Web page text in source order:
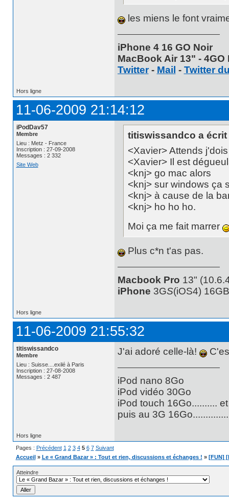
les miens le font
iPhone 4 16 GO Noir
MacBook Air 13" - 4GO
Twitter- Mail - Twitter
Hors ligne
11-06-2009 21:14:12
iPodDav57
Membre
Lieu : Metz - France
Inscription : 27-09-2008
Messages : 2 332
Site Web
titiswissandco a écrit
<Xavier> Attends
<Xavier> Il est
<knj> go mac alors
<knj> sur windows ça
<knj> à cause de la
<knj> ho ho ho.
Moi ça me fait marrer
Plus c*n t'as pas.
Macbook Pro 13"
iPhone 3GS(iOS4)
Hors ligne
11-06-2009 21:55:32
titiswissandco
Membre
Lieu : Suisse....exilé à Paris
Inscription : 27-08-2008
Messages : 2 487
J'ai adoré celle-là!
iPod nano 8Go
iPod vidéo 30Go
iPod touch 16Go..........
puis au 3G
Hors ligne
Pages : Précédent 1 2 3 4 5 6 7 Suivant
Accueil » Le « Grand Bazar » : Tout et rien, discussions et échanges ! » [FUN]
Atteindre